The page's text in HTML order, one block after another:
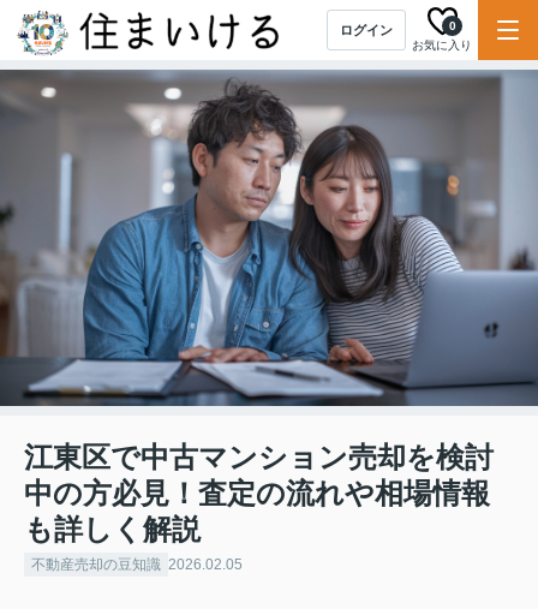
ログイン
お気に入り
0
江東区で中古マンション売却を検討
中の方必見！査定の流れや相場情報
も詳しく解説
不動産売却の豆知識 2026.02.05